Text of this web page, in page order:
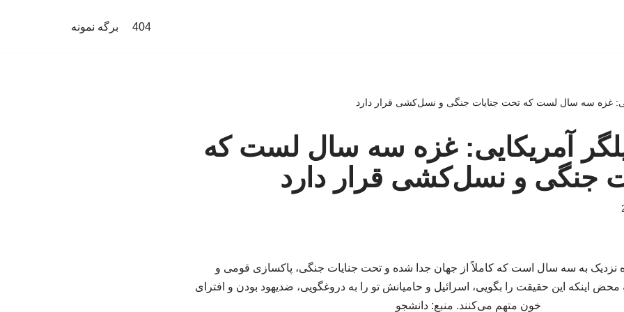
404 برگه نمونه
غزه سه سال لست که تحت جنایات جنگی و نسل‌کشی قرار دارد
آمریکایی: غزه سه سال لست که
جنگی و نسل‌کشی قرار دارد
به سه سال است که کاملاً از جهان جدا شده و تحت جنایات جنگی، پاکسازی قومی و
اینکه این حقیقت را بگویی، اسرائیل و حامیانش تو را به دروغگویی، ضدیهود بودن و افترای
خون متهم می‌کنند. منبع: دانشجو